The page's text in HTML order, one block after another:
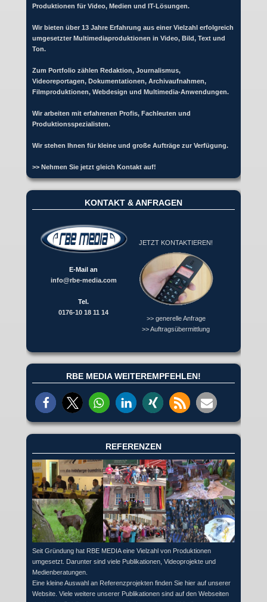
Produktionen für Video, Medien und IT-Lösungen.
Wir bieten über 13 Jahre Erfahrung aus einer Vielzahl erfolgreich
umgesetzter Multimediaproduktionen in Video, Bild, Text und
Ton.
Zum Portfolio zählen Redaktion, Journalismus,
Videoreportagen, Dokumentationen, Archivaufnahmen,
Filmproduktionen, Webdesign und Multimedia-Anwendungen.
Wir arbeiten mit erfahrenen Profis, Fachleuten und
Produktionsspezialisten.
Wir stehen Ihnen für kleine und große Aufträge zur Verfügung.
>> Nehmen Sie jetzt gleich Kontakt auf!
KONTAKT & ANFRAGEN
E-Mail an
info@rbe-media.com
Tel.
0176-10 18 11 14
JETZT KONTAKTIEREN!
>> generelle Anfrage
>> Auftragsübermittlung
RBE MEDIA WEITEREMPFEHLEN!
REFERENZEN
Seit Gründung hat RBE MEDIA eine Vielzahl von Produktionen
umgesetzt. Darunter sind viele Publikationen, Videoprojekte und
Medienberatungen.
Eine kleine Auswahl an Referenzprojekten finden Sie hier auf unserer
Website. Viele weitere unserer Publikationen sind auf den Webseiten